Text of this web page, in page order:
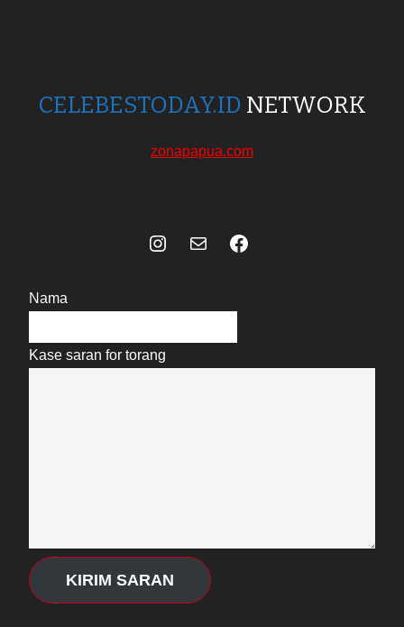
CELEBESTODAY.ID NETWORK
zonapapua.com
Instagram
Mail Celebes Today Social Media
Nama
Kase saran for torang
KIRIM SARAN